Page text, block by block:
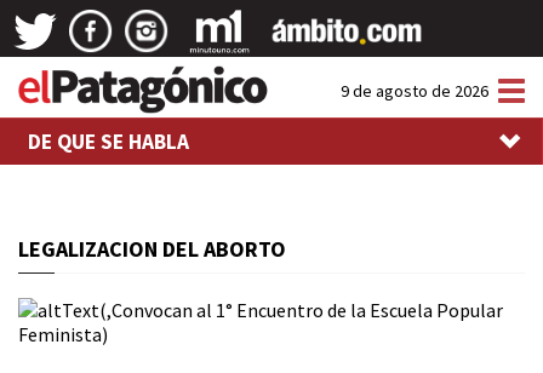
9 de agosto de 2026
DE QUE SE HABLA
LEGALIZACION DEL ABORTO